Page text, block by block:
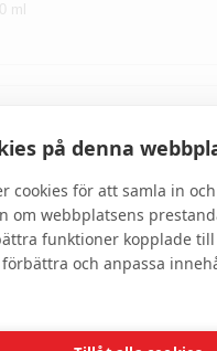
ml
på denna
cookies för att samla in
om webbplatsens
funktioner kopplade
och anpassa